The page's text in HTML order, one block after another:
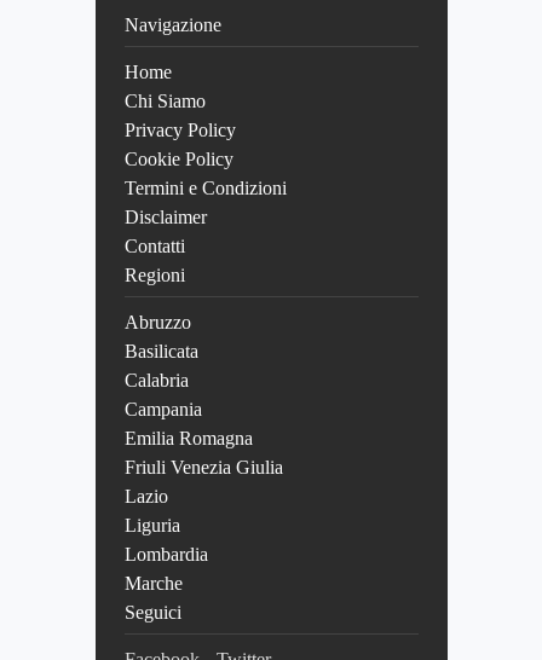
Navigazione
Home
Chi Siamo
Privacy Policy
Cookie Policy
Termini e Condizioni
Disclaimer
Contatti
Regioni
Abruzzo
Basilicata
Calabria
Campania
Emilia Romagna
Friuli Venezia Giulia
Lazio
Liguria
Lombardia
Marche
Seguici